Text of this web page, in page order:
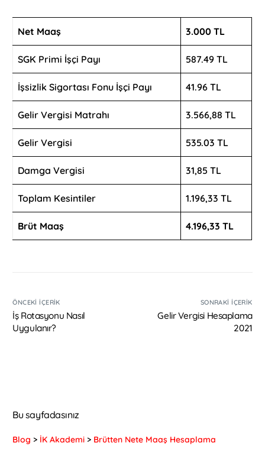
Net Maaş 3.000 TL
SGK Primi İşçi Payı 587.49 TL
İşsizlik Sigortası Fonu İşçi Payı 41.96 TL
Gelir Vergisi Matrahı 3.566,88 TL
Gelir Vergisi 535.03 TL
Damga Vergisi 31,85 TL
Toplam Kesintiler 1.196,33 TL
Brüt Maaş 4.196,33 TL
ÖNCEKI İÇERIK
İş Rotasyonu Nasıl
Uygulanır?
SONRAKI İÇERIK
Gelir Vergisi Hesaplama
2021
Bu sayfadasınız
Blog > İK Akademi > Brütten Nete Maaş Hesaplama